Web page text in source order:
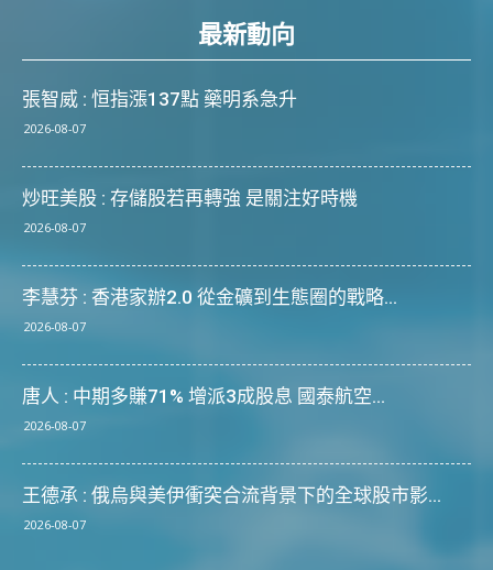
最新動向
張智威 : 恒指漲137點 藥明系急升
2026-08-07
炒旺美股 : 存儲股若再轉強 是關注好時機
2026-08-07
李慧芬 : 香港家辦2.0 從金礦到生態圈的戰略...
2026-08-07
唐人 : 中期多賺71% 增派3成股息 國泰航空...
2026-08-07
王德承 : 俄烏與美伊衝突合流背景下的全球股市影...
2026-08-07